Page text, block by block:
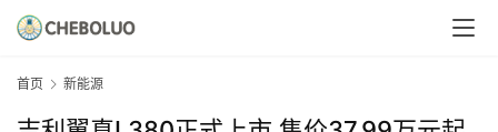
首页 新能源